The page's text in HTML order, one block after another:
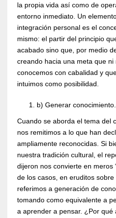
la propia vida así como de
entorno inmediato. Un
integración personal es el
mismo: el partir del principio
acabado sino que, por medio
creando hacia una meta que ni
conocemos con cabalidad y
intuimos como posibilidad.
b) Generar conocimiento.
Cuando se aborda el tema del
nos remitimos a lo que han
ampliamente reconocidas. Si
nuestra tradición cultural, el
dijeron nos convierte en meros
de los casos, en eruditos
referimos a generación de
tomando como equivalente a
a aprender a pensar. ¿Por